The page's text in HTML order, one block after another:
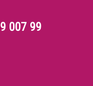
007 99